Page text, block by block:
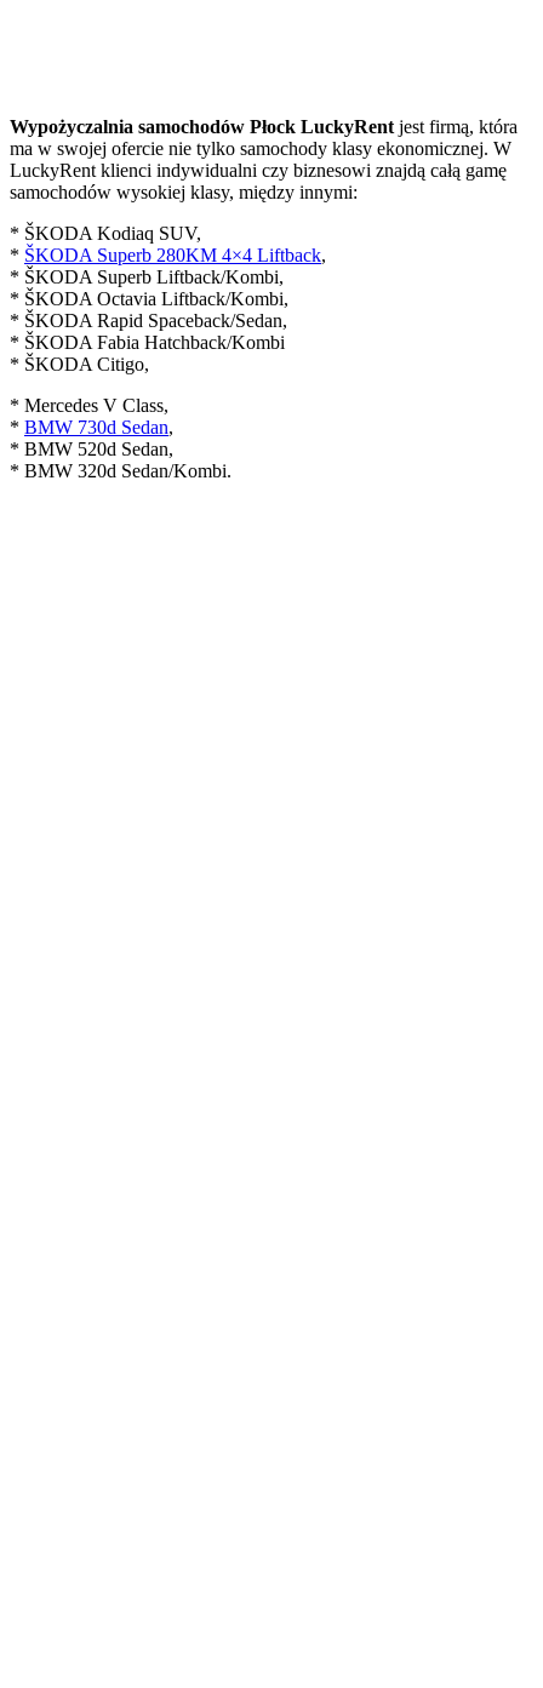
Wypożyczalnia samochodów Płock LuckyRent jest firmą, która
ma w swojej ofercie nie tylko samochody klasy ekonomicznej. W
LuckyRent klienci indywidualni czy biznesowi znajdą całą gamę
samochodów wysokiej klasy, między innymi:
* ŠKODA Kodiaq SUV,
* ŠKODA Superb 280KM 4×4 Liftback,
* ŠKODA Superb Liftback/Kombi,
* ŠKODA Octavia Liftback/Kombi,
* ŠKODA Rapid Spaceback/Sedan,
* ŠKODA Fabia Hatchback/Kombi
* ŠKODA Citigo,
* Mercedes V Class,
* BMW 730d Sedan,
* BMW 520d Sedan,
* BMW 320d Sedan/Kombi.